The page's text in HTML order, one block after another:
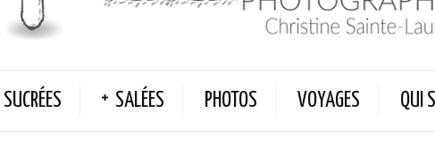
SUCRÉES SALÉES PHOTOS VOYAGES QUI